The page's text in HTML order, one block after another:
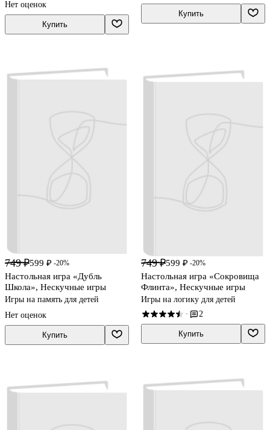
Нет оценок
Купить
Купить
749 ₽599 ₽ -20%
Настольная игра «Дубль
Школа», Нескучные игры
Игры на память для детей
Нет оценок
Купить
749 ₽599 ₽ -20%
Настольная игра «Сокровища
Флинта», Нескучные игры
Игры на логику для детей
· 2
Купить